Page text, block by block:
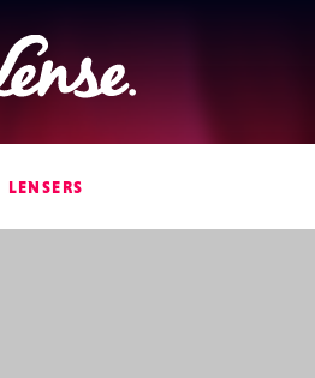
Lense
LENSERS